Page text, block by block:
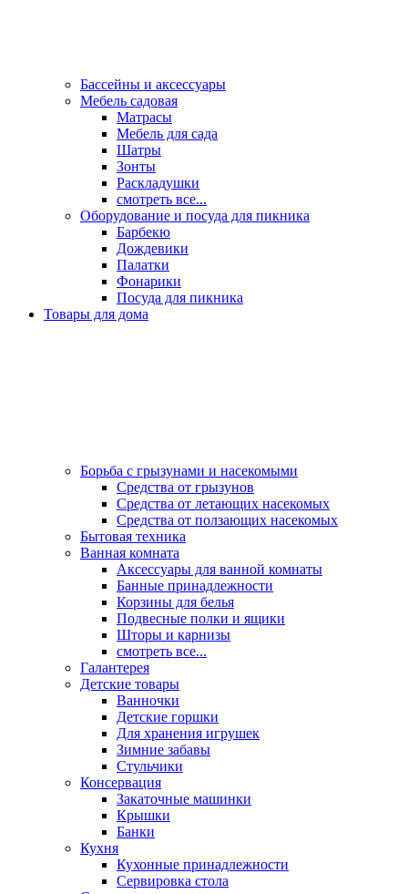
Бассейны и аксессуары
Мебель садовая
Матрасы
Мебель для сада
Шатры
Зонты
Раскладушки
смотреть все...
Оборудование и посуда для пикника
Барбекю
Дождевики
Палатки
Фонарики
Посуда для пикника
Товары для дома
Борьба с грызунами и насекомыми
Средства от грызунов
Средства от летающих насекомых
Средства от ползающих насекомых
Бытовая техника
Ванная комната
Аксессуары для ванной комнаты
Банные принадлежности
Корзины для белья
Подвесные полки и ящики
Шторы и карнизы
смотреть все...
Галантерея
Детские товары
Ванночки
Детские горшки
Для хранения игрушек
Зимние забавы
Стульчики
Консервация
Закаточные машинки
Крышки
Банки
Кухня
Кухонные принадлежности
Сервировка стола